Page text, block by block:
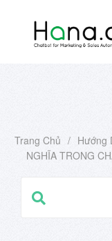
Trang Chủ / Hướng
NGHĨA TRONG